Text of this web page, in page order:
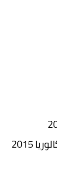
لقد فتح الموقع الرسمي لإعلان نتائج بكالوريا 2015